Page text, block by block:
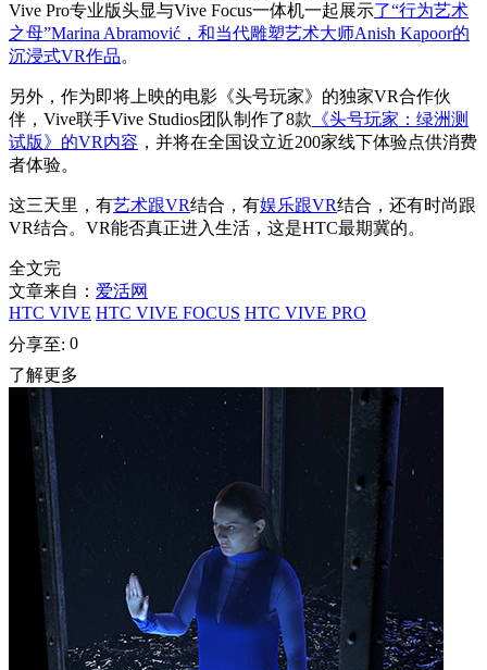
Vive Pro专业版头显与Vive Focus一体机一起展示了“行为艺术
之母”Marina Abramović，和当代雕塑艺术大师Anish Kapoor的
沉浸式VR作品。
另外，作为即将上映的电影《头号玩家》的独家VR合作伙
伴，Vive联手Vive Studios团队制作了8款 《头号玩家：绿洲测
试版》的VR内容 ，并将在全国设立近200家线下体验点供消费
者体验。
这三天里，有艺术跟VR结合，有娱乐跟VR结合，还有时尚跟
VR结合。VR能否真正进入生活，这是HTC最期冀的。
全文完
文章来自： 爱活网
HTC VIVE HTC VIVE FOCUS HTC VIVE PRO
分享至: 0
了解更多